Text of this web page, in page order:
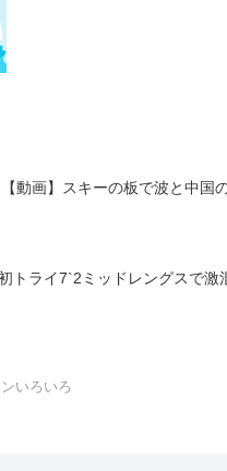
【動画】スキーの板で波と中
トライ7`2ミッドレングスで
いろいろ